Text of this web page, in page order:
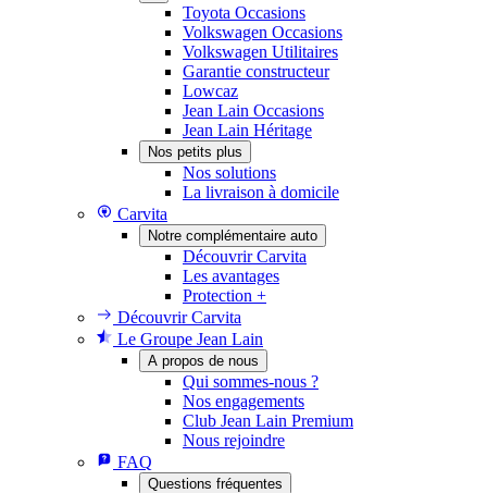
Toyota Occasions
Volkswagen Occasions
Volkswagen Utilitaires
Garantie constructeur
Lowcaz
Jean Lain Occasions
Jean Lain Héritage
Nos petits plus
Nos solutions
La livraison à domicile
Carvita
Notre complémentaire auto
Découvrir Carvita
Les avantages
Protection +
Découvrir Carvita
Le Groupe Jean Lain
A propos de nous
Qui sommes-nous ?
Nos engagements
Club Jean Lain Premium
Nous rejoindre
FAQ
Questions fréquentes